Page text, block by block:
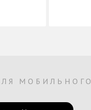
МОБИЛЬНОГО